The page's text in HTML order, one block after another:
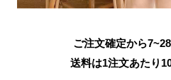
ご注文確定から
送料は1注文あたり